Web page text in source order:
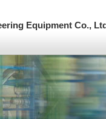
Equipment Co.,